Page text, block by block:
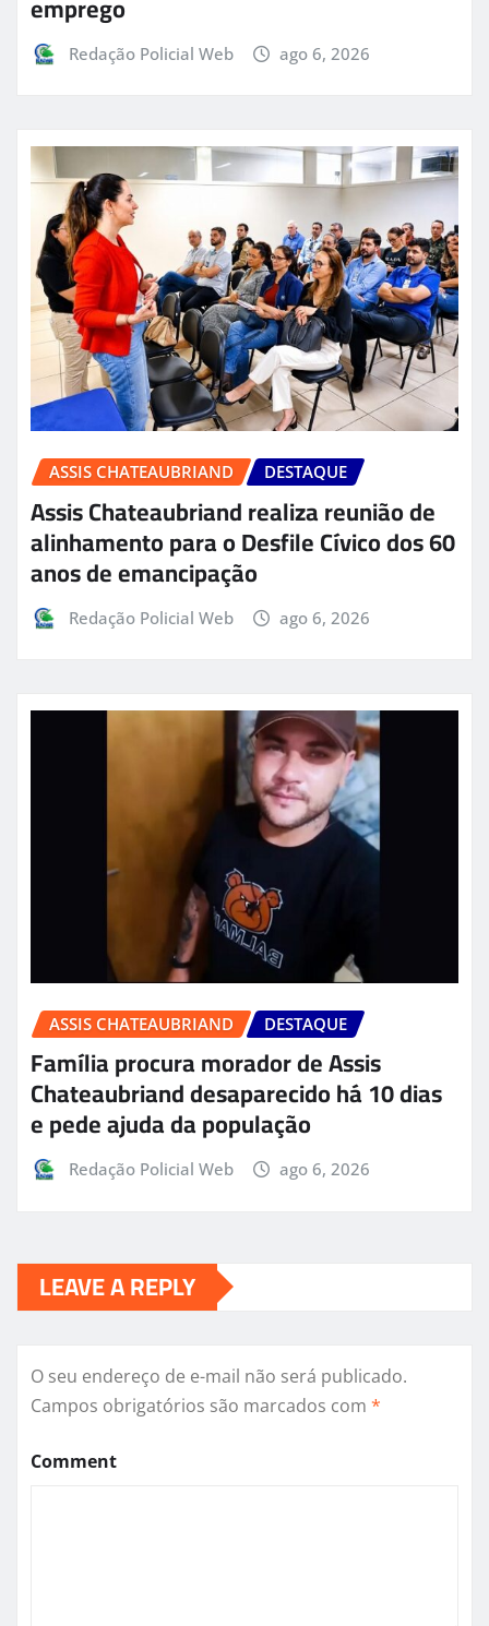
Redação Policial Web ago 6, 2026
ASSIS CHATEAUBRIAND DESTAQUE
Assis Chateaubriand realiza reunião de
alinhamento para o Desfile Cívico dos 60
anos de emancipação
Redação Policial Web ago 6, 2026
ASSIS CHATEAUBRIAND DESTAQUE
Família procura morador de Assis
Chateaubriand desaparecido há 10 dias
e pede ajuda da população
Redação Policial Web ago 6, 2026
LEAVE A REPLY
O seu endereço de e-mail não será publicado.
Campos obrigatórios são marcados com *
Comment